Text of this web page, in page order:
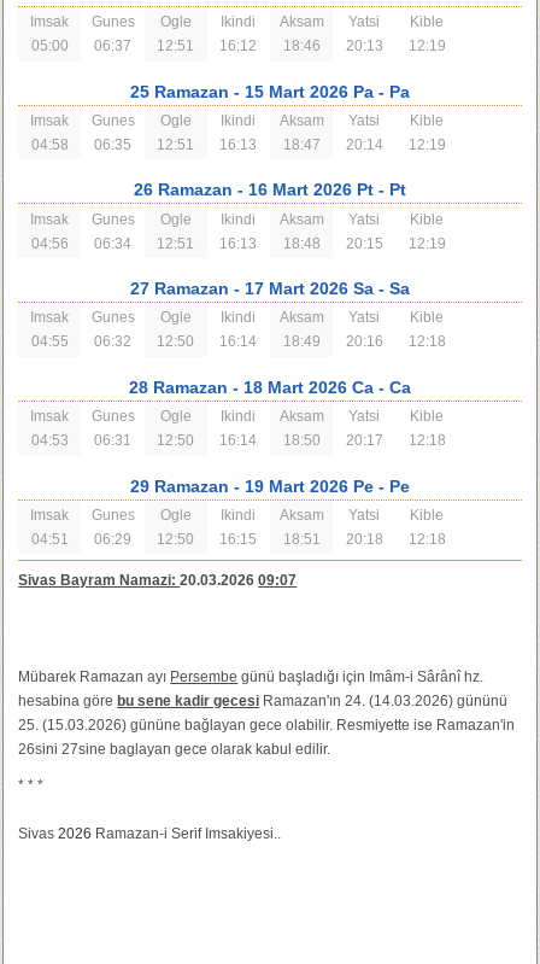
Imsak
05:00
Gunes
06:37
Ogle
12:51
Ikindi
16:12
Aksam
18:46
Yatsi
20:13
Kible
12:19
25 Ramazan - 15 Mart 2026 Pa - Pa
Imsak
04:58
Gunes
06:35
Ogle
12:51
Ikindi
16:13
Aksam
18:47
Yatsi
20:14
Kible
12:19
26 Ramazan - 16 Mart 2026 Pt - Pt
Imsak
04:56
Gunes
06:34
Ogle
12:51
Ikindi
16:13
Aksam
18:48
Yatsi
20:15
Kible
12:19
27 Ramazan - 17 Mart 2026 Sa - Sa
Imsak
04:55
Gunes
06:32
Ogle
12:50
Ikindi
16:14
Aksam
18:49
Yatsi
20:16
Kible
12:18
28 Ramazan - 18 Mart 2026 Ca - Ca
Imsak
04:53
Gunes
06:31
Ogle
12:50
Ikindi
16:14
Aksam
18:50
Yatsi
20:17
Kible
12:18
29 Ramazan - 19 Mart 2026 Pe - Pe
Imsak
04:51
Gunes
06:29
Ogle
12:50
Ikindi
16:15
Aksam
18:51
Yatsi
20:18
Kible
12:18
Sivas Bayram Namazi:20.03.202609:07
Mübarek Ramazan ayı Persembe günü başladığı için Imâm-i Sârânî hz.
hesabina göre bu sene kadir gecesi Ramazan'ın 24. (14.03.2026) gününü
25. (15.03.2026) gününe bağlayan gece olabilir. Resmiyette ise Ramazan'in
26sini 27sine baglayan gece olarak kabul edilir.
* * *
Sivas2026 Ramazan-i Serif Imsakiyesi..